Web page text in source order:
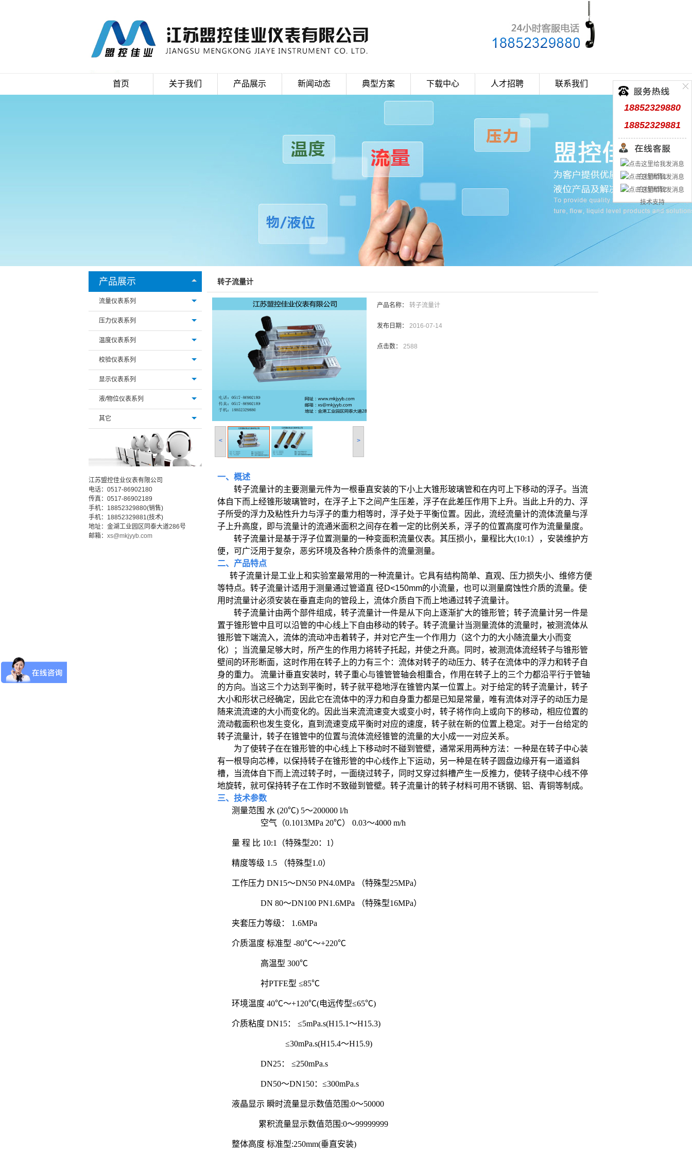
首页 关于我们 产品展示 新闻动态 典型方案 下载中心 人才招聘 联系我们
产品展示
流量仪表系列
压力仪表系列
温度仪表系列
校验仪表系列
显示仪表系列
液/物位仪表系列
其它
江苏盟控佳业仪表有限公司
电话：0517-86902180
传真：0517-86902189
手机：18852329880(销售)
手机：18852329881(技术)
地址：金湖工业园区同泰大道286号
邮箱： xs@mkjyyb.com
转子流量计
< >
产品名称： 转子流量计
发布日期： 2016-07-14
点击数： 2588
一、概述
转子流量计的主要测量元件为一根垂直安装的下小上大锥形玻璃管和在内可上下移动的浮子。当流
体自下而上经锥形玻璃管时，在浮子上下之间产生压差，浮子在此差压作用下上升。当此上升的力、浮
子所受的浮力及粘性升力与浮子的重力相等时，浮子处于平衡位置。因此，流经流量计的流体流量与浮
子上升高度，即与流量计的流通米面积之间存在着一定的比例关系，浮子的位置高度可作为流量量度。
转子流量计是基于浮子位置测量的一种变面积流量仪表。 其压损小，量程比大(10:1），安装维护方
便，可广泛用于复杂，恶劣环境及各种介质条件的流量测量。
二、产品特点
转子流量计是工业上和实验室最常用的一种流量计。它具有结构简单、直观、压力损失小、维修方便
等特点。转子流量计适用于测量通过管道直 径D<150mm的小流量，也可以测量腐蚀性介质的流量。使
用时流量计必须安装在垂直走向的管段上，流体介质自下而上地通过转子流量计。
转子流量计由两个部件组成，转子流量计一件是从下向上逐渐扩大的锥形管；转子流量计另一件是
置于锥形管中且可以沿管的中心线上下自由移动的转子。转子流量计当测量流体的流量时，被测流体从
锥形管下端流入，流体的流动冲击着转子，并对它产生一个作用力（这个力的大小随流量大小而变
化）；当流量足够大时，所产生的作用力将转子托起，并使之升高。同时，被测流体流经转子与锥形管
壁间的环形断面，这时作用在转子上的力有三个：流体对转子的动压力、转子在流体中的浮力和转子自
身的重力。 流量计垂直安装时，转子重心与锥管管轴会相重合，作用在转子上的三个力都沿平行于管轴
的方向。当这三个力达到平衡时，转子就平稳地浮在锥管内某一位置上。对于给定的转子流量计，转子
大小和形状己经确定，因此它在流体中的浮力和自身重力都是已知是常量，唯有流体对浮子的动压力是
随来流流速的大小而变化的。因此当来流流速变大或变小时，转子将作向上或向下的移动，相应位置的
流动截面积也发生变化，直到流速变成平衡时对应的速度，转子就在新的位置上稳定。对于一台给定的
转子流量计，转子在锥管中的位置与流体流经锥管的流量的大小成一一对应关系。
为了使转子在在锥形管的中心线上下移动时不碰到管壁，通常采用两种方法：一种是在转子中心装
有一根导向芯棒，以保持转子在锥形管的中心线作上下运动，另一种是在转子圆盘边缘开有一道道斜
槽，当流体自下而上流过转子时，一面绕过转子，同时又穿过斜槽产生一反推力，使转子绕中心线不停
地旋转，就可保持转子在工作时不致碰到管壁。转子流量计的转子材料可用不锈钢、铝、青铜等制成。
三、技术参数
测量范围 水 (20℃) 5～200000 l/h
空气（0.1013MPa 20℃） 0.03～4000 m/h
量 程 比 10:1（特殊型20：1）
精度等级 1.5 （特殊型1.0）
工作压力 DN15～DN50 PN4.0MPa （特殊型25MPa）
DN 80～DN100 PN1.6MPa （特殊型16MPa）
夹套压力等级： 1.6MPa
介质温度 标准型 -80℃～+220℃
高温型 300℃
衬PTFE型 ≤85℃
环境温度 40℃～+120℃(电远传型≤65℃)
介质粘度 DN15： ≤5mPa.s(H15.1～H15.3)
≤30mPa.s(H15.4～H15.9)
DN25： ≤250mPa.s
DN50～DN150：≤300mPa.s
液晶显示 瞬时流量显示数值范围:0～50000
累积流量显示数值范围:0～99999999
整体高度 标准型:250mm(垂直安装)
18852329880
18852329881
在线销售1
在线销售2
技术支持